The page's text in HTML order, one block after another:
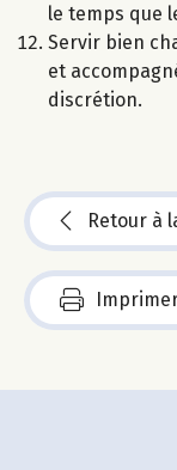
le temps que
Servir bien
et
discrétion.
Retour à